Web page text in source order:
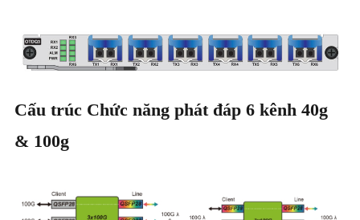
Cấu trúc Chức năng phát đáp 6 kênh 40g
& 100g